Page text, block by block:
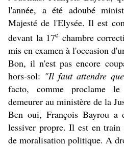
l'année, a été adoubé
Majesté de l'Elysée. Il est
devant la 17e chambre
mis en examen à l'occasion
Bon, il n'est pas encore
hors-sol: "Il faut attendre
facto, comme proclame
demeurer au ministère de la
Ben oui, François Bayrou
lessiver propre. Il est en
de moralisation politique. A